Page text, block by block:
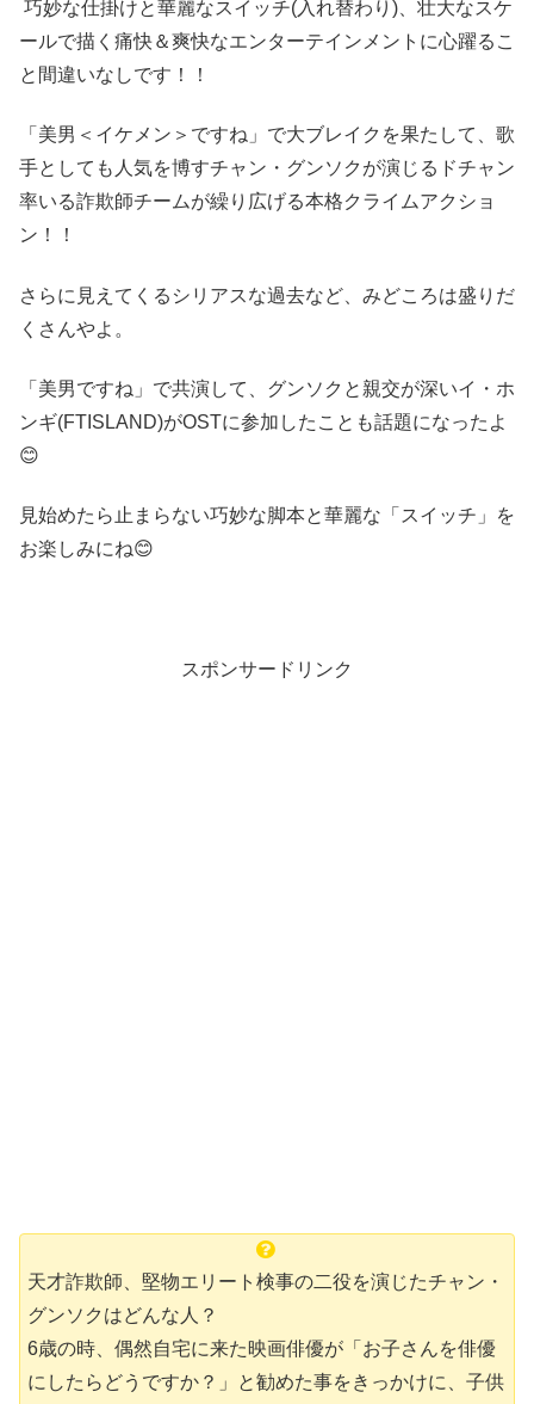
巧妙な仕掛けと華麗なスイッチ(入れ替わり)、壮大なスケ
ールで描く痛快＆爽快なエンターテインメントに心躍るこ
と間違いなしです！！
「美男＜イケメン＞ですね」で大ブレイクを果たして、歌
手としても人気を博すチャン・グンソクが演じるドチャン
率いる詐欺師チームが繰り広げる本格クライムアクショ
ン！！
さらに見えてくるシリアスな過去など、みどころは盛りだ
くさんやよ。
「美男ですね」で共演して、グンソクと親交が深いイ・ホ
ンギ(FTISLAND)がOSTに参加したことも話題になったよ
😊
見始めたら止まらない巧妙な脚本と華麗な「スイッチ」を
お楽しみにね😊
スポンサードリンク
天才詐欺師、堅物エリート検事の二役を演じたチャン・
グンソクはどんな人？
6歳の時、偶然自宅に来た映画俳優が「お子さんを俳優
にしたらどうですか？」と勧めた事をきっかけに、子供